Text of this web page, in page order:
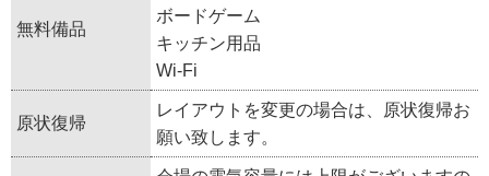
無料備品
ボードゲーム
キッチン用品
Wi-Fi
原状復帰
レイアウトを変更の場合は、原状復帰お
願い致します。